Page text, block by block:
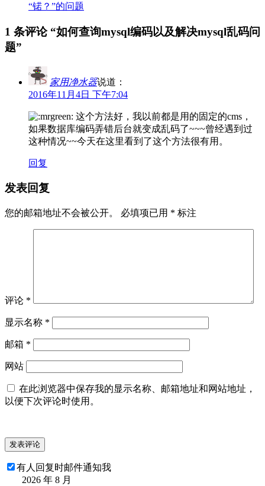
“锘？”的问题
1 条评论 “如何查询mysql编码以及解决mysql乱码问
题”
家用净水器说道：
2016年11月4日 下午7:04
这个方法好，我以前都是用的固定的cms，
如果数据库编码弄错后台就变成乱码了~~~曾经遇到过
这种情况~~今天在这里看到了这个方法很有用。
回复
发表回复
您的邮箱地址不会被公开。 必填项已用 * 标注
评论 *
显示名称 *
邮箱 *
网站
在此浏览器中保存我的显示名称、邮箱地址和网站地址，
以便下次评论时使用。
有人回复时邮件通知我
2026 年 8 月